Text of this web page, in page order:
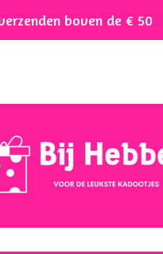
boven de € 50